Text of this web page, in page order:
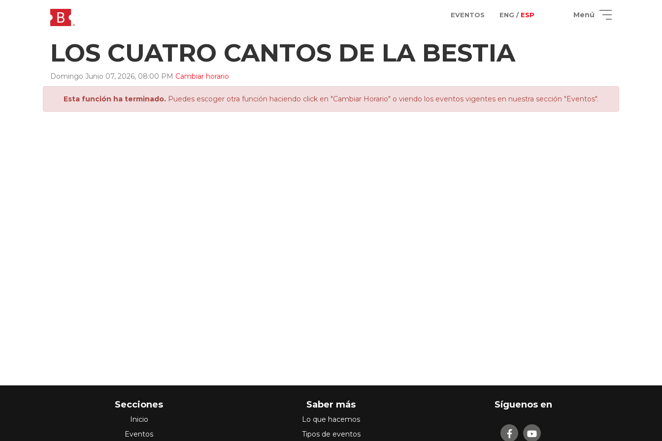
EVENTOS ENG / ESP Menú
LOS CUATRO CANTOS DE LA BESTIA
Domingo Junio 07, 2026, 08:00 PM Cambiar horario
Esta función ha terminado. Puedes escoger otra función haciendo click en "Cambiar Horario" o viendo los eventos vigentes en nuestra sección "Eventos".
Secciones
Inicio
Eventos
Saber más
Lo que hacemos
Tipos de eventos
Síguenos en